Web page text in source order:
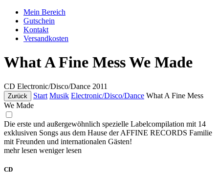
Mein Bereich
Gutschein
Kontakt
Versandkosten
What A Fine Mess We Made
CD Electronic/Disco/Dance 2011
Zurück Start Musik Electronic/Disco/Dance What A Fine Mess
We Made
Die erste und außergewöhnlich spezielle Labelcompilation mit 14
exklusiven Songs aus dem Hause der AFFINE RECORDS Familie
mit Freunden und internationalen Gästen!
mehr lesen weniger lesen
CD